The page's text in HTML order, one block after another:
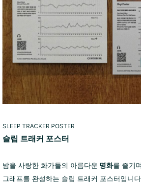
SLEEP TRACKER POSTER
슬립 트래커 포스터
밤을 사랑한 화가들의 아름다운 명화를 즐기
그래프를 완성하는 슬립 트래커 포스터입니